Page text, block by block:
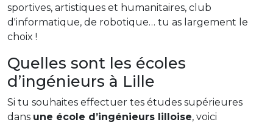
sportives, artistiques et humanitaires, club
d'informatique, de robotique… tu as largement le
choix !
Quelles sont les écoles
d’ingénieurs à Lille
Si tu souhaites effectuer tes études supérieures
dans une école d’ingénieurs lilloise, voici